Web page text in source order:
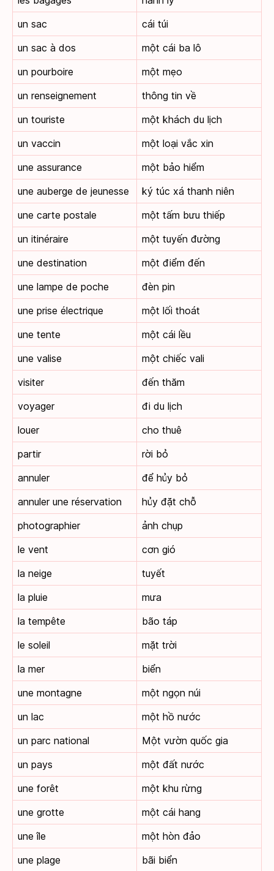
un sac
cái túi
un sac à dos
một cái ba lô
un pourboire
một mẹo
un renseignement
thông tin về
un touriste
một khách du lịch
un vaccin
một loại vắc xin
une assurance
một bảo hiểm
une auberge de jeunesse
ký túc xá thanh niên
une carte postale
một tấm bưu thiếp
un itinéraire
một tuyến đường
une destination
một điểm đến
une lampe de poche
đèn pin
une prise électrique
một lối thoát
une tente
một cái lều
une valise
một chiếc vali
visiter
đến thăm
voyager
đi du lịch
louer
cho thuê
partir
rời bỏ
annuler
để hủy bỏ
annuler une réservation
hủy đặt chỗ
photographier
ảnh chụp
le vent
cơn gió
la neige
tuyết
la pluie
mưa
la tempête
bão táp
le soleil
mặt trời
la mer
biển
une montagne
một ngọn núi
un lac
một hồ nước
un parc national
Một vườn quốc gia
un pays
một đất nước
une forêt
một khu rừng
une grotte
một cái hang
une île
một hòn đảo
une plage
bãi biển